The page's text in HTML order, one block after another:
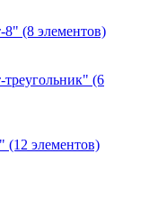
(8 элементов)
(6
(12 элементов)